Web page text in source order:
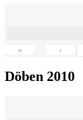
« ‹
Döben 2010